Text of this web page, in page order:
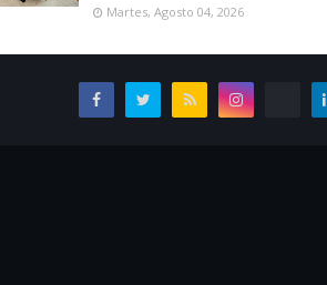
Martes, Agosto 04, 2026